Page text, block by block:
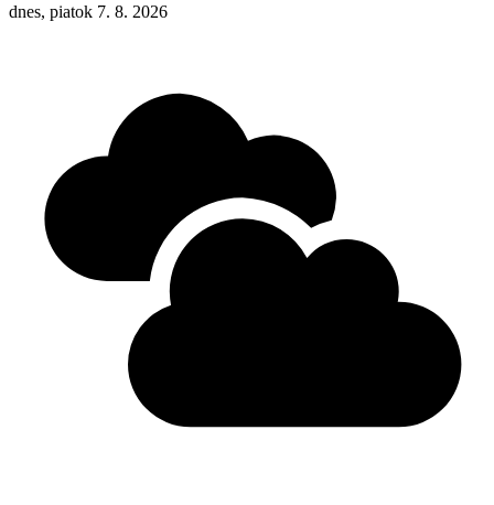
dnes, piatok 7. 8. 2026